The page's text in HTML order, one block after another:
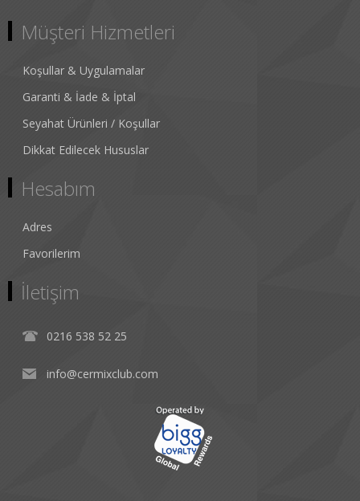
Müşteri Hizmetleri
Koşullar & Uygulamalar
Garanti & İade & İptal
Seyahat Ürünleri / Koşullar
Dikkat Edilecek Hususlar
Hesabım
Adres
Favorilerim
İletişim
0216 538 52 25
info@cermixclub.com